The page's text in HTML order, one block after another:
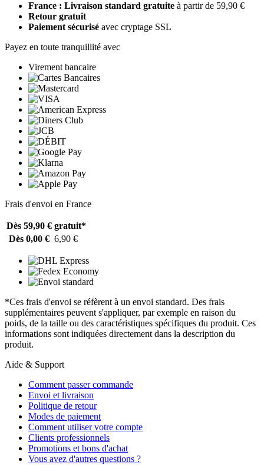
France : Livraison standard gratuite à partir de 59,90 €
Retour gratuit
Paiement sécurisé avec cryptage SSL
Payez en toute tranquillité avec
Virement bancaire
Frais d'envoi en France
Dès 59,90 € gratuit*
Dès 0,00 € 6,90 €
*Ces frais d'envoi se réfèrent à un envoi standard. Des frais
supplémentaires peuvent s'appliquer, par exemple en raison du
poids, de la taille ou des caractéristiques spécifiques du produit. Ces
informations sont indiquées directement dans la description du
produit.
Aide & Support
Comment passer commande
Envoi et livraison
Politique de retour
Modes de paiement
Comment utiliser votre compte
Clients professionnels
Promotions et bons d'achat
Vous avez d'autres questions ?